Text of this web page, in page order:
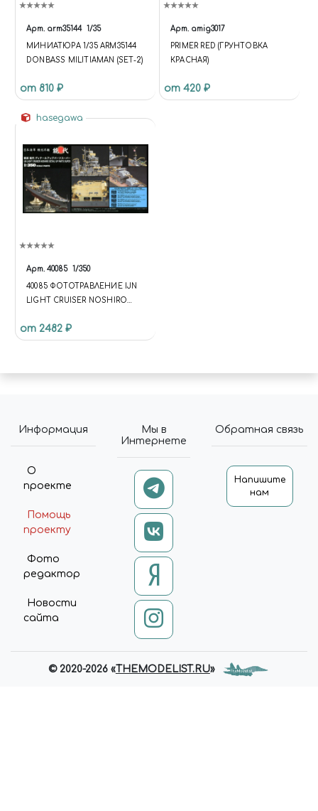
Арт. arm35144 1/35
МИНИАТЮРА 1/35 ARM35144
DONBASS MILITIAMAN (SET-2)
от 810 ₽
Арт. amig3017
PRIMER RED (ГРУНТОВКА
КРАСНАЯ)
от 420 ₽
hasegawa
Арт. 40085 1/350
40085 ФОТОТРАВЛЕНИЕ IJN
LIGHT CRUISER NOSHIRO
от 2482 ₽
Информация
О
проекте
Помощь
проекту
Фото
редактор
Новости
сайта
Мы в
Интернете
Обратная связь
Напишите
нам
© 2020-2026 «THEMODELIST.RU»